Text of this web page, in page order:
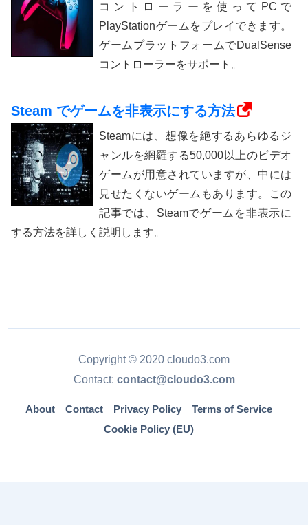
コントローラーを使ってPCで
PlayStationゲームをプレイできます。
ゲームプラットフォームでDualSense
コントローラーをサポート。
Steam でゲームを非表示にする方法
Steamには、想像を絶するあらゆるジ
ャンルを網羅する50,000以上のビデオ
ゲームが用意されていますが、中には
見せたくないゲームもあります。この
記事では、Steamでゲームを非表示に
する方法を詳しく説明します。
Copyright © 2020 cloudo3.com
Contact: contact@cloudo3.com
About Contact Privacy Policy
Terms of Service
Cookie Policy (EU)